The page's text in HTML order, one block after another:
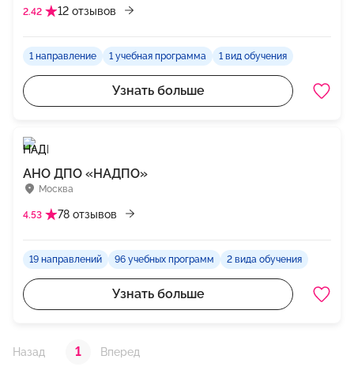
2.42 12 отзывов
1 направление 1 учебная программа 1 вид обучения
Узнать больше
Москва
АНО ДПО «НАДПО»
4.53 78 отзывов
19 направлений 96 учебных программ 2 вида обучения
Узнать больше
Назад 1 Вперед